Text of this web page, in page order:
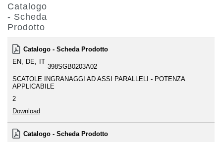
Catalogo
- Scheda
Prodotto
Catalogo - Scheda Prodotto
EN
DE IT
398SGB0203A02
SCATOLE INGRANAGGI AD ASSI PARALLELI - POTENZA
APPLICABILE
2
Download
Catalogo - Scheda Prodotto